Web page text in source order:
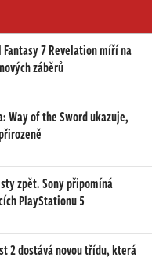
Fantasy 7 Revelation míří na
záběrů
Way of the Sword ukazuje,
zpět. Sony připomíná
PlayStationu 5
2 dostává novou třídu, která